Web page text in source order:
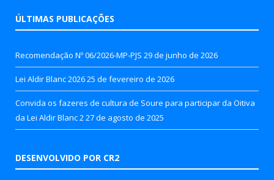
ÚLTIMAS PUBLICAÇÕES
Recomendação Nº 06/2026-MP-PJS 29 de junho de 2026
Lei Aldir Blanc 202625 de fevereiro de 2026
Convida os fazeres de cultura de Soure para participar da Oitiva
da Lei Aldir Blanc 227 de agosto de 2025
DESENVOLVIDO POR CR2